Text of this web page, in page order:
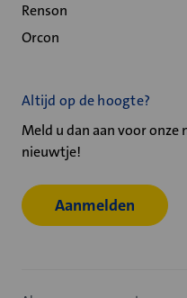
Renson
Orcon
Altijd op de hoogte?
Meld u dan aan voor onze
nieuwtje!
Aanmelden